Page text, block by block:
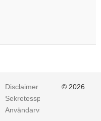
Disclaimer
Sekretesspolicy
Användarvillkor
© 2026